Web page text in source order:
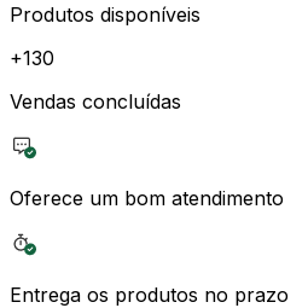
Produtos disponíveis
+130
Vendas concluídas
Oferece um bom atendimento
Entrega os produtos no prazo